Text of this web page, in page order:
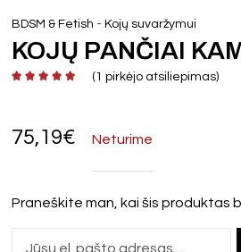
BDSM & Fetish -Kojų suvaržymui
KOJŲ PANČIAI
(1 pirkėjo atsiliepimas)
75,19€ Neturime
Praneškite man, kai šis produktas